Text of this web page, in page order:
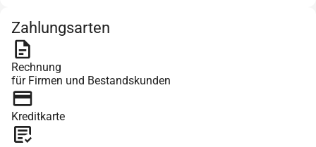
Zahlungsarten
Rechnung
für Firmen und Bestandskunden
Kreditkarte